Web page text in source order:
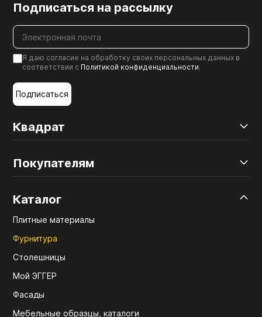
Квадрат
Покупателям
Каталог
Плитные материалы
Фурнитура
Столешницы
Мой ЭГГЕР
Фасады
Мебельные образцы, каталоги
Подписаться на рассылку
Я даю согласие на обработку своих персональных данных в
соответствии с Политикой конфиденциальности.
Подписаться